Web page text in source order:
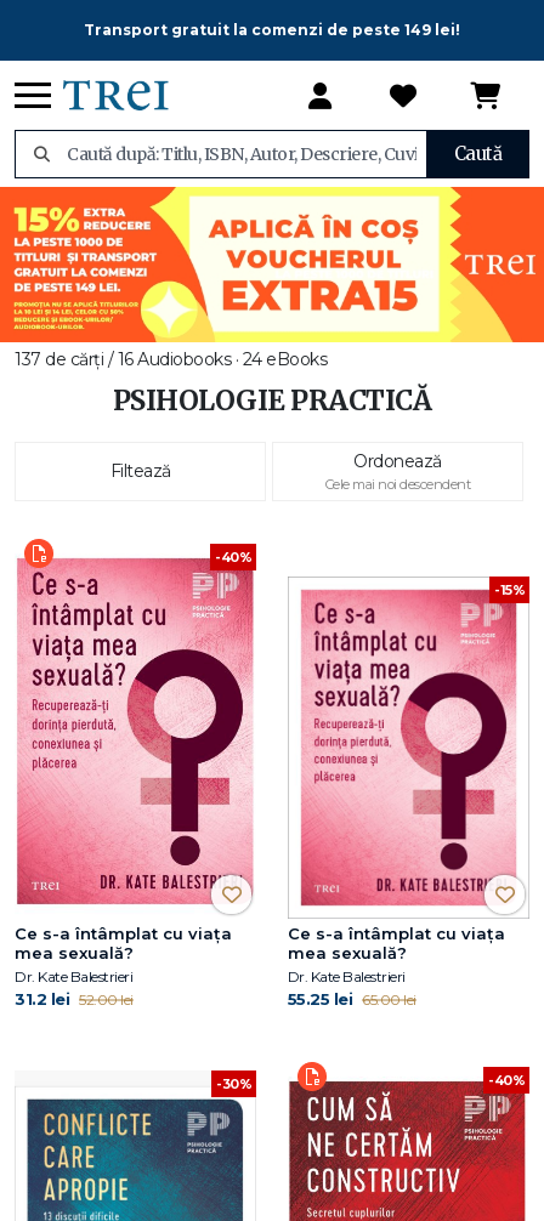
Transport gratuit la comenzi de peste 149 lei!
Caută
137 de cărți / 16 Audiobooks · 24 eBooks
PSIHOLOGIE PRACTICĂ
Filtează Ordonează
Cele mai noi descendent
-40%
Ce s-a întâmplat cu viața
mea sexuală?
Dr. Kate Balestrieri
31.2 lei 52.00 lei
-15%
Ce s-a întâmplat cu viața
mea sexuală?
Dr. Kate Balestrieri
55.25 lei 65.00 lei
-30% -40%